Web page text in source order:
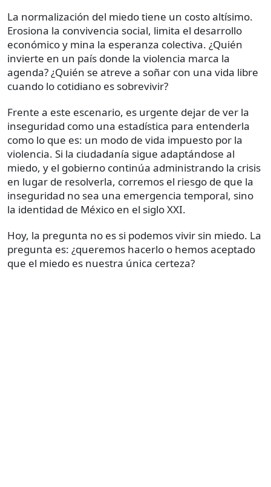
La normalización del miedo tiene un costo altísimo.
Erosiona la convivencia social, limita el desarrollo
económico y mina la esperanza colectiva. ¿Quién
invierte en un país donde la violencia marca la
agenda? ¿Quién se atreve a soñar con una vida libre
cuando lo cotidiano es sobrevivir?
Frente a este escenario, es urgente dejar de ver la
inseguridad como una estadística para entenderla
como lo que es: un modo de vida impuesto por la
violencia. Si la ciudadanía sigue adaptándose al
miedo, y el gobierno continúa administrando la crisis
en lugar de resolverla, corremos el riesgo de que la
inseguridad no sea una emergencia temporal, sino
la identidad de México en el siglo XXI.
Hoy, la pregunta no es si podemos vivir sin miedo. La
pregunta es: ¿queremos hacerlo o hemos aceptado
que el miedo es nuestra única certeza?